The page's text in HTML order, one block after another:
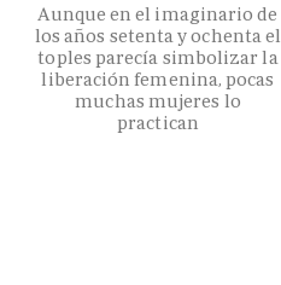
Aunque en el imaginario de
los años setenta y ochenta el
toples parecía simbolizar la
liberación femenina, pocas
muchas mujeres lo
practican